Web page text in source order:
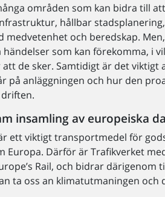
områden som kan bidra till
hållbar
medvetenhet och beredskap.
händelser som kan förekomma, i
de sker. Samtidigt är det viktigt
på anläggningen och hur den
insamling av europeiska
ett viktigt transportmedel för
Europa. Därför är Trafikverket
Rail, och bidrar därigenom
ta oss an klimatutmaningen och